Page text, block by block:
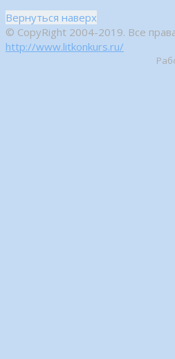
Вернуться наверх
© CopyRight 2004-2019. Все
http://www.litkonkurs.ru/